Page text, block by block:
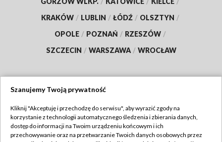
KRAKÓW / LUBLIN / ŁÓDŹ / OLSZTYN /
OPOLE / POZNAŃ / RZESZÓW /
SZCZECIN / WARSZAWA / WROCŁAW
TVP
Abonament TVP
Regulamin TVP
Szanujemy Twoją prywatność
Kliknij "Akceptuję i przechodzę do serwisu", aby wyrazić zgody na
korzystanie z technologii automatycznego śledzenia i zbierania danych,
dostęp do informacji na Twoim urządzeniu końcowym i ich
przechowywanie oraz na przetwarzanie Twoich danych osobowych przez